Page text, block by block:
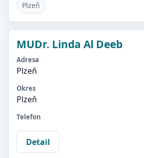
Plzeň
MUDr. Linda Al Deeb
Adresa
Plzeň
Okres
Plzeň
Telefon
Detail